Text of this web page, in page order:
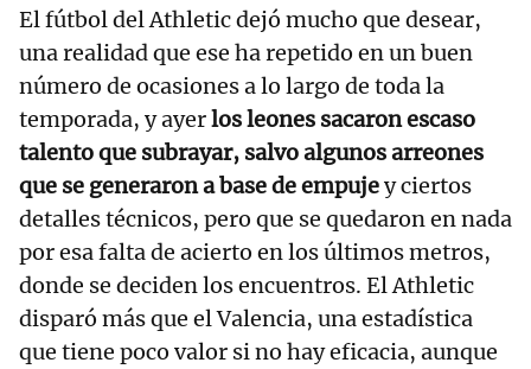
El fútbol del Athletic dejó mucho que desear,
una realidad que ese ha repetido en un buen
número de ocasiones a lo largo de toda la
temporada, y ayerlos leones sacaron escaso
talento que subrayar, salvo algunos arreones
que se generaron a base de empujey ciertos
detalles técnicos, pero que se quedaron en nada
por esa falta de acierto en los últimos metros,
donde se deciden los encuentros. El Athletic
disparó más que el Valencia, una estadística
que tiene poco valor si no hay eficacia, aunque